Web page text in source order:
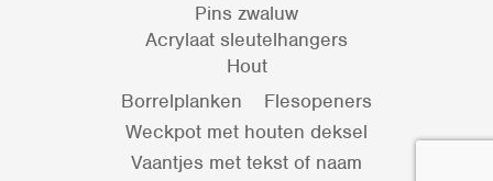
Pins zwaluw
Acrylaat sleutelhangers
Hout
Borrelplanken
Flesopeners
Weckpot met houten deksel
Vaantjes met tekst of naam